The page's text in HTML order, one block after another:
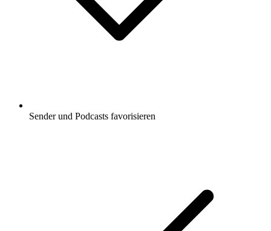
Sender und Podcasts favorisieren